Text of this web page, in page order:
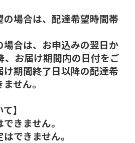
場合は、配達希望時間帯
合は、お申込みの翌日か
、お届け期間内の日付をご
期間終了日以降の配達希
せん。
】
きません。
できません。